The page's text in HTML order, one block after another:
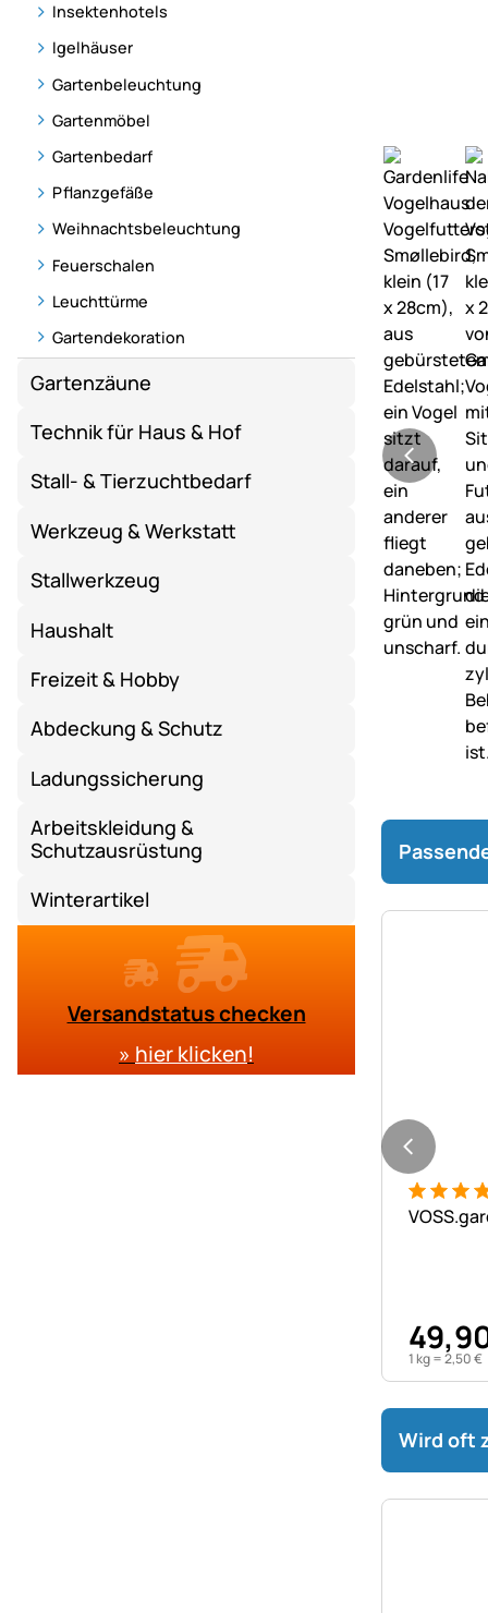
Insektenhotels
Igelhäuser
Gartenbeleuchtung
Gartenmöbel
Gartenbedarf
Pflanzgefäße
Weihnachtsbeleuchtung
Feuerschalen
Leuchttürme
Gartendekoration
Gartenzäune
Technik für Haus & Hof
Stall- & Tierzuchtbedarf
Werkzeug & Werkstatt
Stallwerkzeug
Haushalt
Freizeit & Hobby
Abdeckung & Schutz
Ladungssicherung
Arbeitskleidung &
Schutzausrüstung
Winterartikel
Versandstatus checken
» hier klicken!
18
49,
1 kg =2,50€
Wird oft